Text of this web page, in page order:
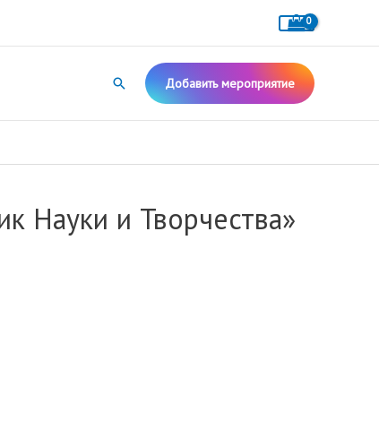
Поиск Добавить мероприятие
Науки и Творчества»